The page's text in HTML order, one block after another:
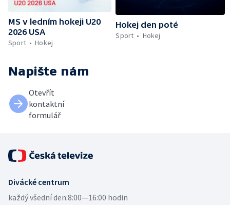
MS v ledním hokeji U20
2026 USA
Sport
Hokej
Hokej den poté
Sport
Hokej
Napište nám
Otevřít
kontaktní
formulář
Divácké centrum
každý všední den:8:00—16:00 hodin